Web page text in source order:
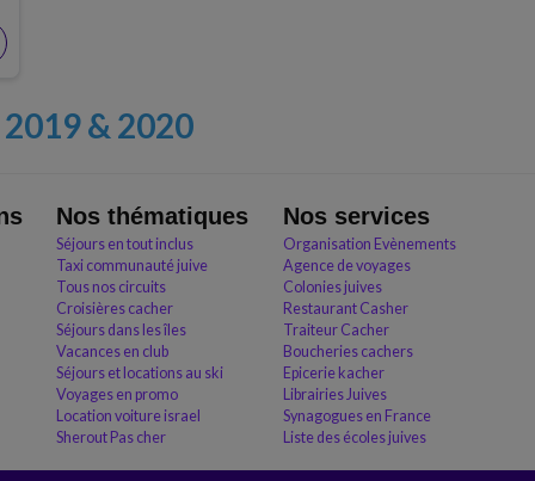
2019 & 2020
Nos thématiques Nos services
Séjours en tout inclus
Organisation Evènements
Taxi communauté juive
Agence de voyages
Tous nos circuits
Colonies juives
Croisières cacher
Restaurant Casher
Séjours dans les îles
Traiteur Cacher
Vacances en club
Boucheries cachers
Séjours et locations au ski
Epicerie kacher
Voyages en promo
Librairies Juives
Location voiture israel
Synagogues en France
Sherout Pas cher Liste des écoles juives